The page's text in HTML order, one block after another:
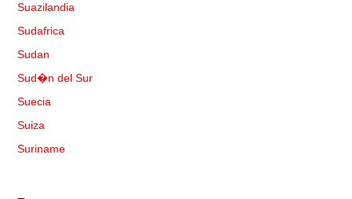
Suazilandia
Sudafrica
Sudan
Sud�n del Sur
Suecia
Suiza
Suriname